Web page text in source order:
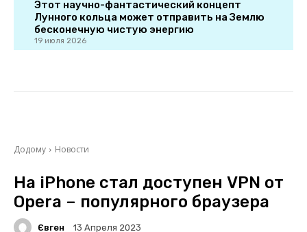
Этот научно-фантастический концепт
Лунного кольца может отправить на Землю
бесконечную чистую энергию
19 июля 2026